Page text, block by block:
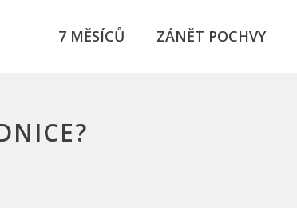
7 MĚSÍCŮ ZÁNĚT POCHVY